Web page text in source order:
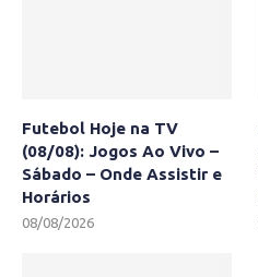
Futebol Hoje na TV
(08/08): Jogos Ao Vivo –
Sábado – Onde Assistir e
Horários
08/08/2026